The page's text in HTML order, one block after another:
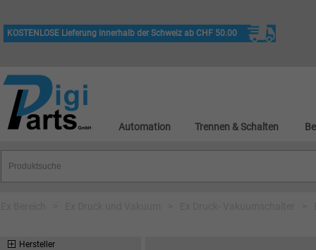
KOSTENLOSE Lieferung innerhalb der Schweiz ab CHF 50.00
Automation Trennen & Schalten
Hersteller